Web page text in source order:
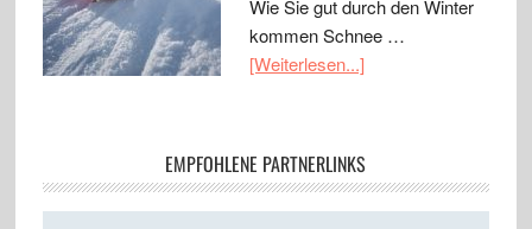
Wie Sie gut durch den Winter
kommen Schnee …
[Weiterlesen...]
EMPFOHLENE PARTNERLINKS